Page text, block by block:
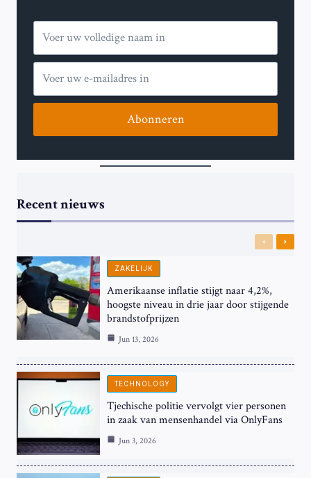
Abonneren
Recent nieuws
Previous
Next
ZAKELIJK
Amerikaanse inflatie stijgt naar 4,2%,
hoogste niveau in drie jaar door stijgende
brandstofprijzen
Jun 13, 2026
TECHNOLOGY
Tjechische politie vervolgt vier personen
in zaak van mensenhandel via OnlyFans
Jun 3, 2026